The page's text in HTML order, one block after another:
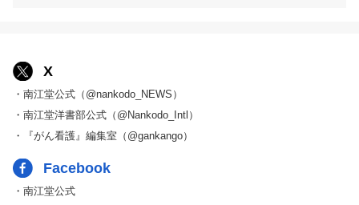
X
・南江堂公式（@nankodo_NEWS）
・南江堂洋書部公式（@Nankodo_Intl）
・『がん看護』編集室（@gankango）
Facebook
・南江堂公式